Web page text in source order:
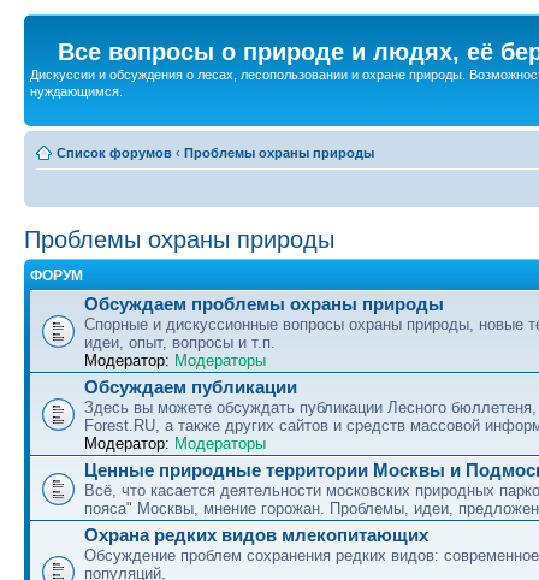
Все вопросы о природе и людях, её
Дискуссии и обсуждения о лесах, лесопользовании и охране природы.
нуждающимся.
Список форумов ‹ Проблемы охраны природы
Проблемы охраны природы
ФОРУМ
Обсуждаем проблемы охраны природы
Спорные и дискуссионные вопросы охраны природы, новые
идеи, опыт, вопросы и т.п.
Модератор: Модераторы
Обсуждаем публикации
Здесь вы можете обсуждать публикации Лесного бюллетеня,
Forest.RU, а также других сайтов и средств массовой
Модератор: Модераторы
Ценные природные территории Москвы и
Всё, что касается деятельности московских природных
пояса" Москвы, мнение горожан. Проблемы, идеи,
Охрана редких видов млекопитающих
Обсуждение проблем сохранения редких видов:
популяций,